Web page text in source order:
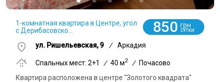
1-комнатная квартира в Центре, угол
с Дерибасовско...
850 грн
СУТКИ
ул. Ришельевская, 9 / Аркадия
Спальных мест: 2+1 / 40 м2 /
Почасово
Квартира расположена в центре "Золотого квадрата"